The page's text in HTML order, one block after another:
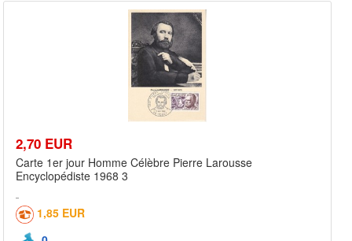
2,70 EUR
Carte 1er jour Homme Célèbre Pierre Larousse
Encyclopédiste 1968 3
1,85 EUR